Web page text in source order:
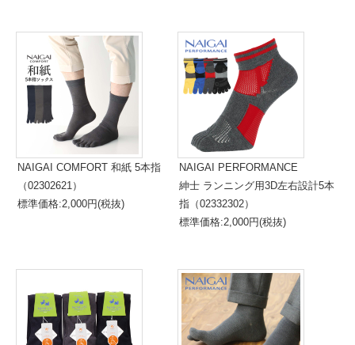
NAIGAI COMFORT 和紙 5本指
（02302621）
標準価格:2,000円(税抜)
NAIGAI PERFORMANCE
紳士 ランニング用3D左右設計5本
指（02332302）
標準価格:2,000円(税抜)